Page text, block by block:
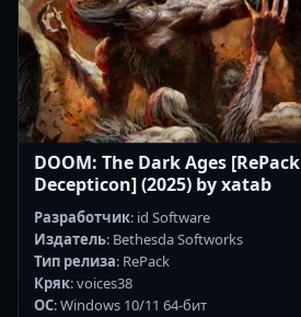
DOOM: The Dark Ages [RePack
Decepticon] (2025) by xatab
Разработчик: id Software
Издатель: Bethesda Softworks
Тип релиза: RePack
Кряк: voices38
ОС: Windows 10/11 64-бит